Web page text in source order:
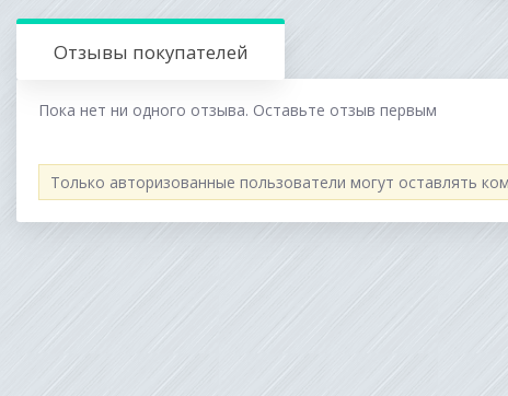
Отзывы покупателей
Пока нет ни одного отзыва. Оставьте отзыв первым
Только авторизованные пользователи могут оставлять